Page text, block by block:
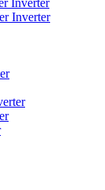
Inverter
Inverter